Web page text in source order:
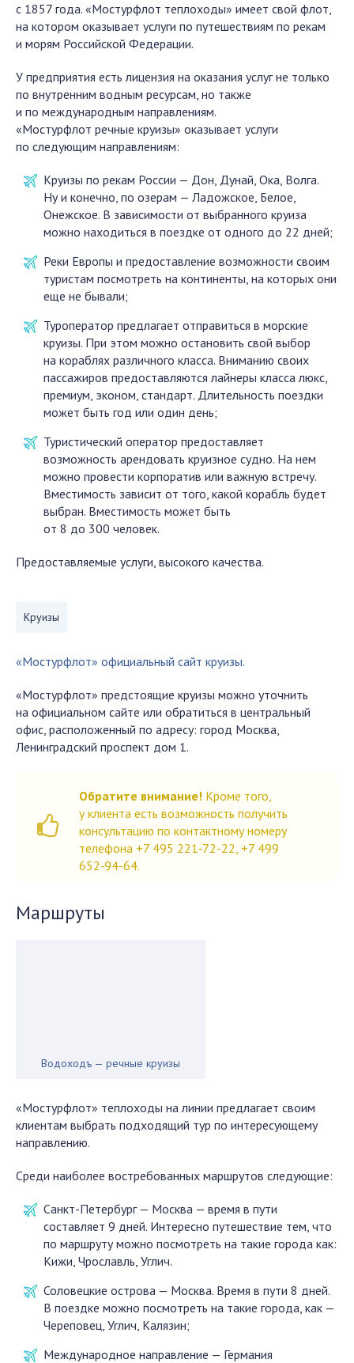
с 1857 года. «Мостурфлот теплоходы» имеет свой флот,
на котором оказывает услуги по путешествиям по рекам
и морям Российской Федерации.
У предприятия есть лицензия на оказания услуг не только
по внутренним водным ресурсам, но также
и по международным направлениям.
«Мостурфлот речные круизы» оказывает услуги
по следующим направлениям:
Круизы по рекам России — Дон, Дунай, Ока, Волга.
Ну и конечно, по озерам — Ладожское, Белое,
Онежское. В зависимости от выбранного круиза
можно находиться в поездке от одного до 22 дней;
Реки Европы и предоставление возможности своим
туристам посмотреть на континенты, на которых они
еще не бывали;
Туроператор предлагает отправиться в морские
круизы. При этом можно остановить свой выбор
на кораблях различного класса. Вниманию своих
пассажиров предоставляются лайнеры класса люкс,
премиум, эконом, стандарт. Длительность поездки
может быть год или один день;
Туристический оператор предоставляет
возможность арендовать круизное судно. На нем
можно провести корпоратив или важную встречу.
Вместимость зависит от того, какой корабль будет
выбран. Вместимость может быть
от 8 до 300 человек.
Предоставляемые услуги, высокого качества.
Круизы
«Мостурфлот» официальный сайт круизы.
«Мостурфлот» предстоящие круизы можно уточнить
на официальном сайте или обратиться в центральный
офис, расположенный по адресу: город Москва,
Ленинградский проспект дом 1.
Обратите внимание! Кроме того,
у клиента есть возможность получить
консультацию по контактному номеру
телефона +7 495 221‑72-22, +7 499
652‑94-64.
Маршруты
Водоходъ — речные круизы
«Мостурфлот» теплоходы на линии предлагает своим
клиентам выбрать подходящий тур по интересующему
направлению.
Среди наиболее востребованных маршрутов следующие:
Санкт-Петербург — Москва — время в пути
составляет 9 дней. Интересно путешествие тем, что
по маршруту можно посмотреть на такие города как:
Кижи, Чрославль, Углич.
Соловецкие острова — Москва. Время в пути 8 дней.
В поездке можно посмотреть на такие города, как —
Череповец, Углич, Калязин;
Международное направление — Германия